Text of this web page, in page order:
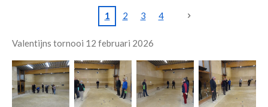
1 2 3 4
Valentijns tornooi 12 februari 2026